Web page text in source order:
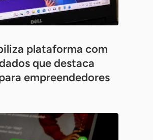
plataforma com
que destaca
empreendedores